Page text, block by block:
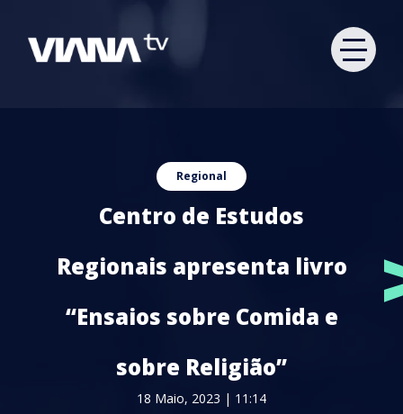
Regional
Centro de Estudos
Regionais apresenta livro
“Ensaios sobre Comida e
sobre Religião”
18 Maio, 2023 | 11:14